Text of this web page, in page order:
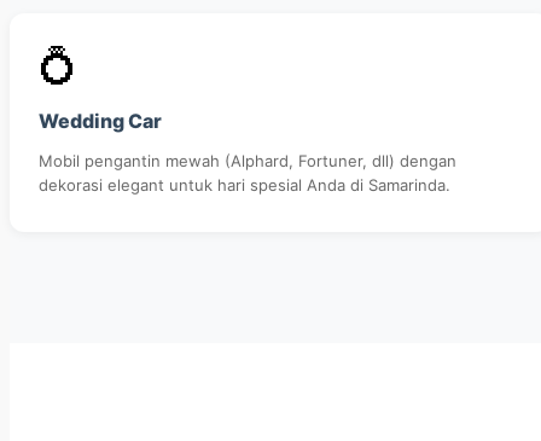
💍
Wedding Car
Mobil pengantin mewah (Alphard, Fortuner, dll) dengan
dekorasi elegant untuk hari spesial Anda di Samarinda.